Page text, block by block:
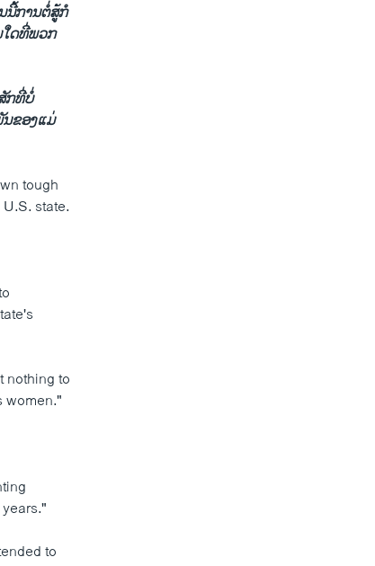
ນີ້ການຕໍ່ສູ້ກໍ
ດທີ່ພວກ
ກທີ່ບໍ່
ຂອງແມ່
tough
state.
nothing to
women."
to